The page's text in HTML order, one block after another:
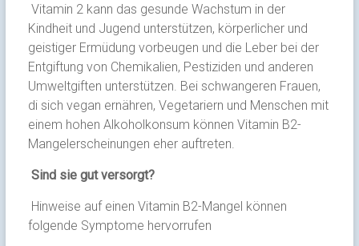
Vitamin 2 kann das gesunde Wachstum in der
Kindheit und Jugend unterstützen, körperlicher und
geistiger Ermüdung vorbeugen und die Leber bei der
Entgiftung von Chemikalien, Pestiziden und anderen
Umweltgiften unterstützen. Bei schwangeren Frauen,
di sich vegan ernähren, Vegetariern und Menschen mit
einem hohen Alkoholkonsum können Vitamin B2-
Mangelerscheinungen eher auftreten.
Sind sie gut versorgt?
Hinweise auf einen Vitamin B2-Mangel können
folgende Symptome hervorrufen